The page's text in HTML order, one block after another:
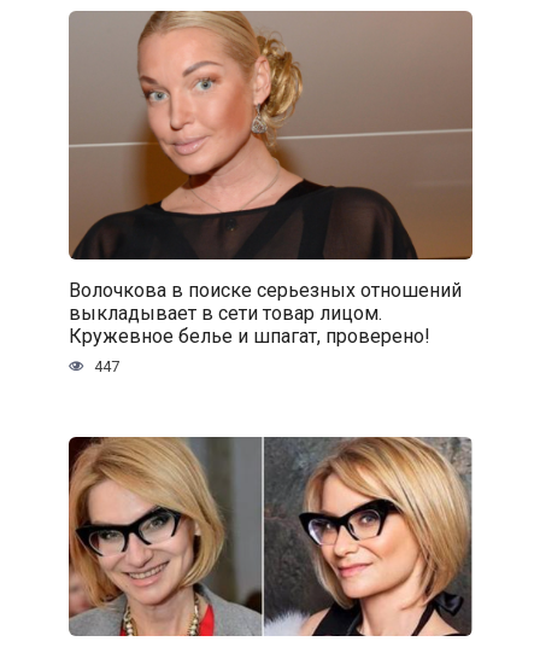
Волочкова в поиске серьезных отношений
выкладывает в сети товар лицом.
Кружевное белье и шпагат, проверено!
447